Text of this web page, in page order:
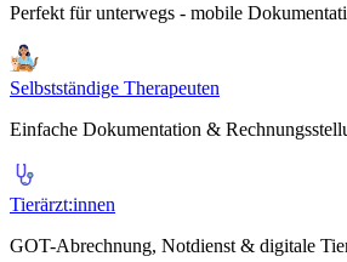
Perfekt für unterwegs - mobile
Selbstständige Therapeuten
Einfache Dokumentation &
Tierärzt:innen
GOT-Abrechnung, Notdienst & digitale